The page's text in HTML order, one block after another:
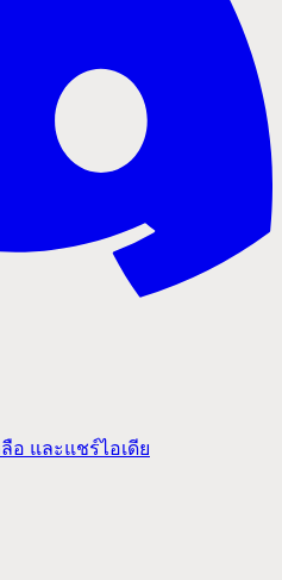
และแชร์ไอเดีย